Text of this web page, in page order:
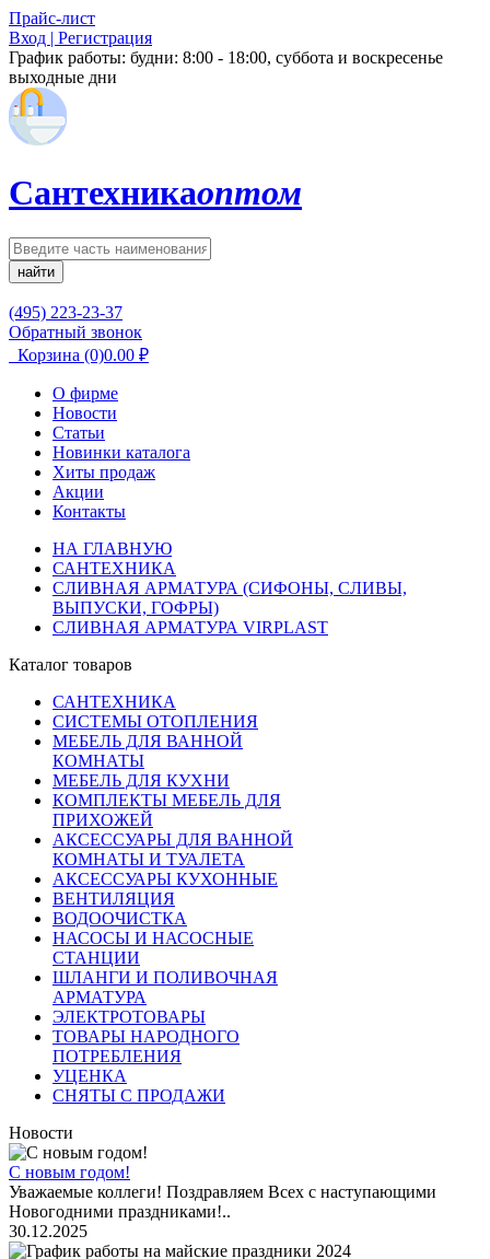
Прайс-лист
Вход | Регистрация
График работы: будни: 8:00 - 18:00, суббота и воскресенье
выходные дни
Сантехникаоптом
найти
(495) 223-23-37
Обратный звонок
Корзина (0)0.00 ₽
О фирме
Новости
Статьи
Новинки каталога
Хиты продаж
Акции
Контакты
НА ГЛАВНУЮ
САНТЕХНИКА
СЛИВНАЯ АРМАТУРА (СИФОНЫ, СЛИВЫ,
ВЫПУСКИ, ГОФРЫ)
СЛИВНАЯ АРМАТУРА VIRPLAST
Каталог товаров
САНТЕХНИКА
СИСТЕМЫ ОТОПЛЕНИЯ
МЕБЕЛЬ ДЛЯ ВАННОЙ
КОМНАТЫ
МЕБЕЛЬ ДЛЯ КУХНИ
КОМПЛЕКТЫ МЕБЕЛЬ ДЛЯ
ПРИХОЖЕЙ
АКСЕССУАРЫ ДЛЯ ВАННОЙ
КОМНАТЫ И ТУАЛЕТА
АКСЕССУАРЫ КУХОННЫЕ
ВЕНТИЛЯЦИЯ
ВОДООЧИСТКА
НАСОСЫ И НАСОСНЫЕ
СТАНЦИИ
ШЛАНГИ И ПОЛИВОЧНАЯ
АРМАТУРА
ЭЛЕКТРОТОВАРЫ
ТОВАРЫ НАРОДНОГО
ПОТРЕБЛЕНИЯ
УЦЕНКА
СНЯТЫ С ПРОДАЖИ
Новости
С новым годом!
Уважаемые коллеги! Поздравляем Всех с наступающими
Новогодними праздниками!..
30.12.2025